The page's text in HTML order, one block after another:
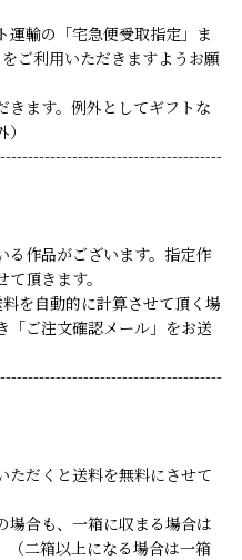
運輸の「宅急便受取指定」ま
ご利用いただきますようお願
きます。例外としてギフトな
る作品がございます。指定作
頂きます。
を自動的に計算させて頂く場
「ご注文確認メール」をお送
ただくと送料を無料にさせて
場合も、一箱に収まる場合は
（二箱以上になる場合は一箱